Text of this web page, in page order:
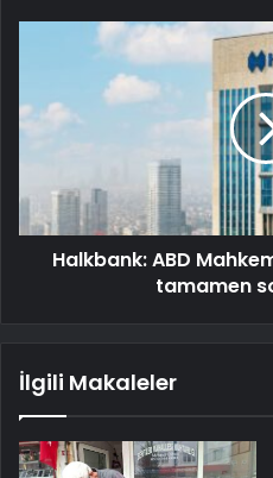
Halkbank: ABD
tamamen
İlgili Makaleler